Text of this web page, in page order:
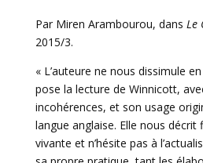
Par Miren Arambourou, dans Le
2015/3.
« L’auteure ne nous dissimule
pose la lecture de Winnicott,
incohérences, et son usage
langue anglaise. Elle nous décrit
vivante et n’hésite pas à